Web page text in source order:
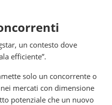
un contesto dove
efficiente”.
solo un concorrente o
mercati con dimensione
potenziale che un nuovo